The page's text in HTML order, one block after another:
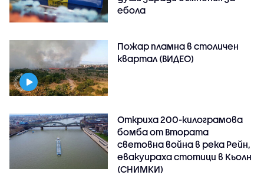
ебола
Пожар пламна в столичен
квартал (ВИДЕО)
Откриха 200-килограмова
бомба от Втората
световна война в река Рейн,
евакуираха стотици в Кьолн
(СНИМКИ)